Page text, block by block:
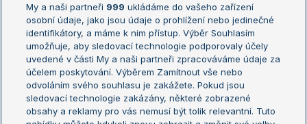
Žebříček ATP (muži)
Žebříček WTA (ženy)
Sázkařský žebříček
Australian Open
French Open
Wimbledon
US Open
Turnaj mistrů
Turnaj mistryň
My a naši partneři 999 ukládáme do vašeho zařízení
osobní údaje, jako jsou údaje o prohlížení nebo jedinečné
identifikátory, a máme k nim přístup. Výběr Souhlasím
umožňuje, aby sledovací technologie podporovaly účely
uvedené v části My a naši partneři zpracováváme údaje za
účelem poskytování. Výběrem Zamítnout vše nebo
odvoláním svého souhlasu je zakážete. Pokud jsou
sledovací technologie zakázány, některé zobrazené
obsahy a reklamy pro vás nemusí být tolik relevantní. Tuto